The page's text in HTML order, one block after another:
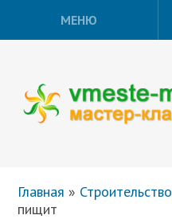
МЕНЮ
Главная » Строительство
пищит